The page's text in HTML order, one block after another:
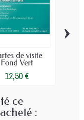
de visite
Fond Vert
12,50 €
›
ce
: